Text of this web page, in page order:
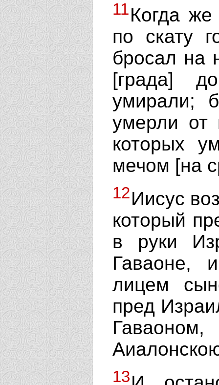
11Когда
по скату
бросал на
[града]
умирали;
умерли от
которых
мечом [на
12Иисус
который
в руки
Гаваоне,
лицем
пред
13